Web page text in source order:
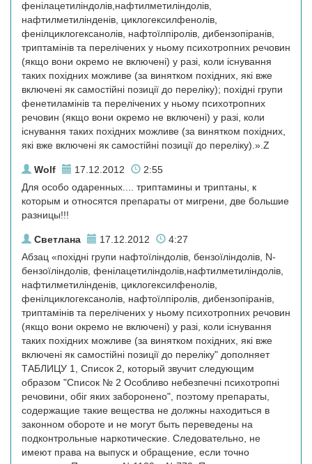
фенілацетиліндолів,нафтилметиліндолів,
нафтилметилінденів, циклогексилфенолів,
фенілциклогексанолів, нафтоїлпіролів, дибензопіранів,
триптамінів та перелічених у ньому психотропних речовин
(якщо вони окремо не включені) у разі, коли існування
таких похідних можливе (за винятком похідних, які вже
включені як самостійні позиції до переліку); похідні групи
фенетиламінів та перелічених у ньому психотропних
речовин (якщо вони окремо не включені) у разі, коли
існування таких похідних можливе (за винятком похідних,
які вже включені як самостійні позиції до переліку).».Z
Wolf 17.12.2012
2:55
Для особо одаренных.... триптамины и триптаны, к
которым и относятся препараты от мигрени, две большие
разницы!!!
Светлана 17.12.2012
4:27
Абзац «похідні групи нафтоїліндолів, бензоїліндолів, N-
бензоїліндолів, фенілацетиліндолів,нафтилметиліндолів,
нафтилметилінденів, циклогексилфенолів,
фенілциклогексанолів, нафтоїлпіролів, дибензопіранів,
триптамінів та перелічених у ньому психотропних речовин
(якщо вони окремо не включені) у разі, коли існування
таких похідних можливе (за винятком похідних, які вже
включені як самостійні позиції до переліку" дополняет
ТАБЛИЦУ 1, Список 2, который звучит следующим
образом "Список № 2 Особливо небезпечні психотропні
речовини, обіг яких заборонено", поэтому препараты,
содержащие такие вещества не должны находиться в
законном обороте и не могут быть переведены на
подконтрольные наркотические. Следовательно, не
имеют права на выпуск и обращение, если точно